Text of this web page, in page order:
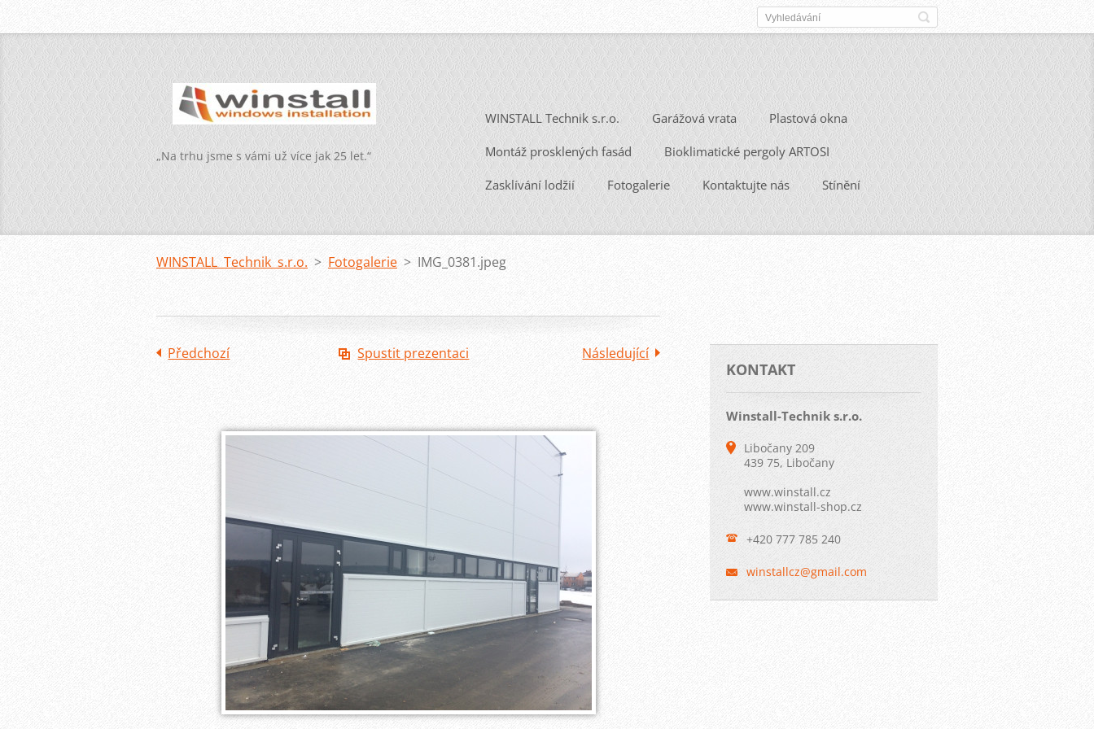
„Na trhu jsme s vámi už více jak 25 let.“
WINSTALL Technik s.r.o. Garážová vrata Plastová okna
Montáž prosklených fasád Bioklimatické pergoly ARTOSI
Zasklívání lodžií Fotogalerie Kontaktujte nás Stínění
WINSTALL Technik s.r.o. > Fotogalerie > IMG_0381.jpeg
Předchozí Spustit prezentaci Následující
KONTAKT
Winstall-Technik s.r.o.
Libočany 209
439 75, Libočany
www.winstall.cz
www.winstall-shop.cz
+420 777 785 240
winstallcz@gmail.com